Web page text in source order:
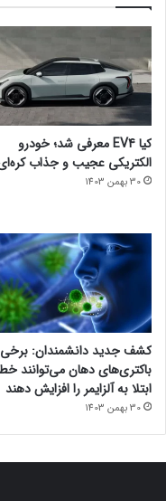
کیا EV4 معرفی شد؛ خودرو
الکتریکی عجیب و جذاب
30 بهمن 1403
کشف جدید دانشمندان: برخی
باکتری‌های دهان می‌توانند
ابتلا به آلزایمر را افزایش دهند
30 بهمن 1403